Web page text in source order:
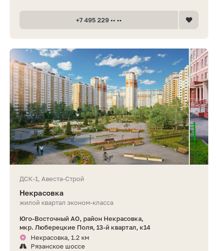
+7 495 229 •• ••
ДСК-1, Авеста-Строй
Некрасовка
жилой квартал эконом-класса
Юго-Восточный АО, район Некрасовка,
мкр. Люберецкие Поля, 13-й квартал, к14
Некрасовка, 1.2 км
Рязанское шоссе